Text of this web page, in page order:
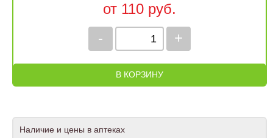
от 110 руб.
+
-
В КОРЗИНУ
Наличие и цены в аптеках